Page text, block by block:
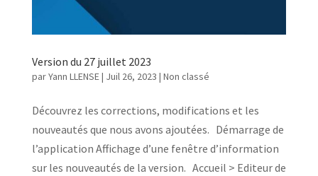
Version du 27 juillet 2023
parYann LLENSE| Juil 26, 2023 | Non classé
Découvrez les corrections, modifications et les
nouveautés que nous avons ajoutées. Démarrage de
l’application Affichage d’une fenêtre d’information
sur les nouveautés de la version. Accueil > Editeur de